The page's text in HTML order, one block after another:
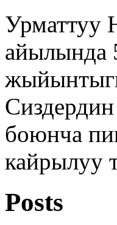
Урматтуу
айылында
боюнча
кайрылуу
Posts